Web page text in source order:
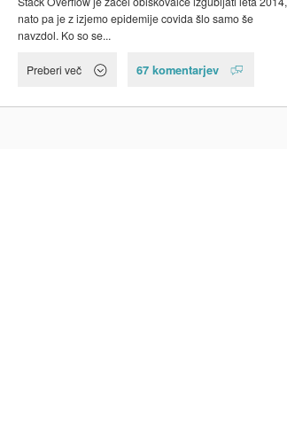
nato pa je z izjemo epidemije covida šlo samo še
navzdol. Ko so se...
Preberi več 67 komentarjev